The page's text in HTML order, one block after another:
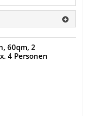
60qm, 2
4 Personen